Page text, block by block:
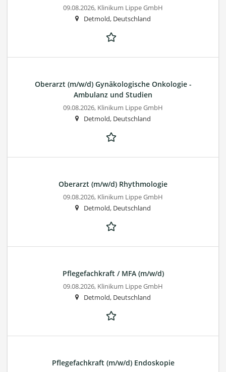
09.08.2026, Klinikum Lippe GmbH
Detmold, Deutschland
Oberarzt (m/w/d) Gynäkologische Onkologie -
Ambulanz und Studien
09.08.2026, Klinikum Lippe GmbH
Detmold, Deutschland
Oberarzt (m/w/d) Rhythmologie
09.08.2026, Klinikum Lippe GmbH
Detmold, Deutschland
Pflegefachkraft / MFA (m/w/d)
09.08.2026, Klinikum Lippe GmbH
Detmold, Deutschland
Pflegefachkraft (m/w/d) Endoskopie